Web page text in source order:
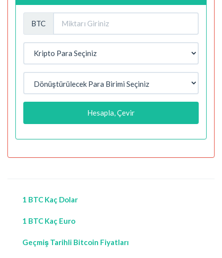
BTC
Hesapla, Çevir
1 BTC Kaç Dolar
1 BTC Kaç Euro
Geçmiş Tarihli Bitcoin Fiyatları